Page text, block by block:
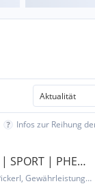
Infos zur Reihung
SPORT | PHEV
Hybrid Elektro/Benzin, Automatik, gültiges Pickerl, Gewährleistung, Garantie